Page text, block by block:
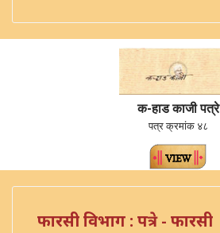
क-हाड काजी पत्रे
पत्र क्रमांक ४८
फारसी विभाग : पत्रे - फारसी